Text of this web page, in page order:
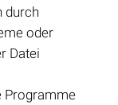
durch
oder
Datei
Programme